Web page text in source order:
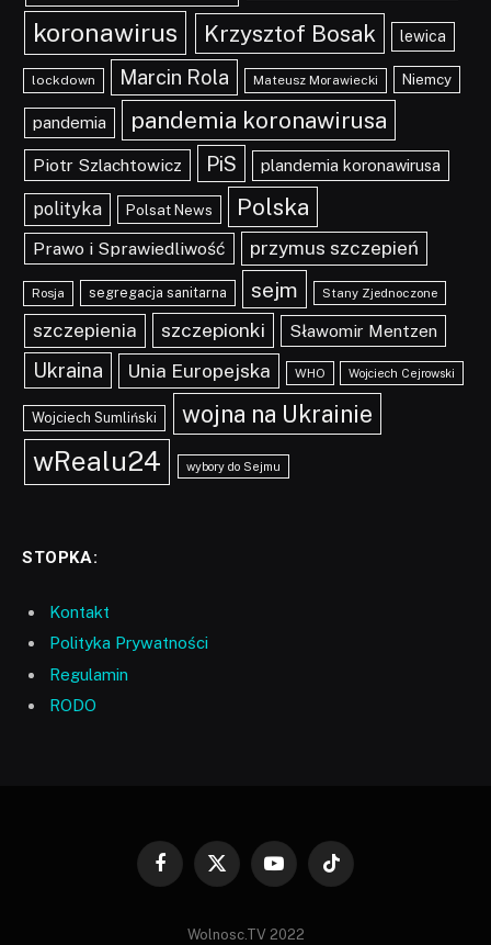
koronawirus Krzysztof Bosak lewica
lockdown Marcin Rola Mateusz Morawiecki Niemcy
pandemia pandemia koronawirusa
Piotr Szlachtowicz PiS plandemia koronawirusa
polityka Polsat News Polska
Prawo i Sprawiedliwość przymus szczepień
Rosja segregacja sanitarna sejm Stany Zjednoczone
szczepienia szczepionki Sławomir Mentzen
Ukraina Unia Europejska WHO Wojciech Cejrowski
Wojciech Sumliński wojna na Ukrainie
wRealu24 wybory do Sejmu
STOPKA:
Kontakt
Polityka Prywatności
Regulamin
RODO
Facebook
X
YouTubeTikTok
Wolnosc.TV 2022